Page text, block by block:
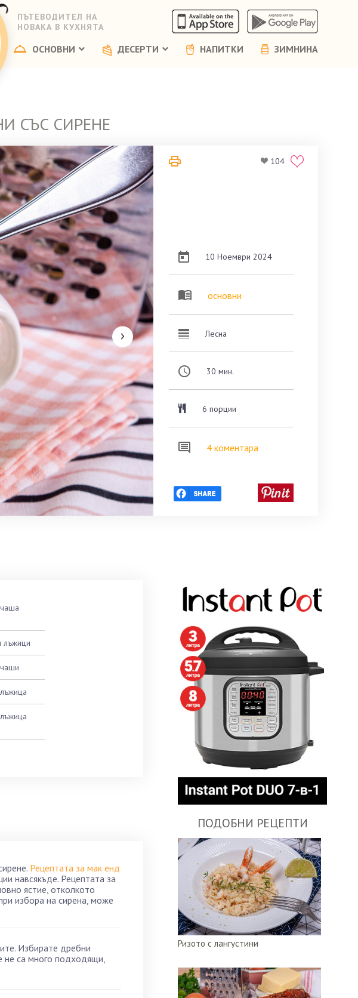
ПЪТЕВОДИТЕЛ НА
НОВАКА В КУХНЯТА
ОСНОВНИ ДЕСЕРТИ НАПИТКИ ЗИМНИНА
СЪС СИРЕНЕ
104
10 Ноември 2024
основни
Лесна
30 мин.
6 порции
4 коментара
лъжици
Рецептата за мак енд
навсякъде. Рецептата за
ястие, отколкото
избора на сирена, може
Избирате дребни
не са много подходящи,
ПОДОБНИ РЕЦЕПТИ
Ризото с лангустини